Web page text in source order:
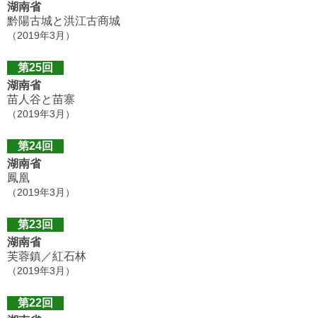
湖南省
黔陽古城と洪江古商城
（2019年3月）
第25回
湖南省
苗人谷と苗寨
（2019年3月）
第24回
湖南省
鳳凰
（2019年3月）
第23回
湖南省
芙蓉鎮／紅石林
（2019年3月）
第22回